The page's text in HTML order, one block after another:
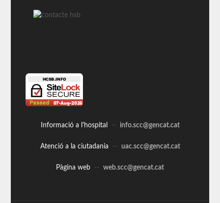
Informació a l'hospital -- info.scc@gencat.cat
Atenció a la ciutadania -- uac.scc@gencat.cat
Pàgina web -- web.scc@gencat.cat